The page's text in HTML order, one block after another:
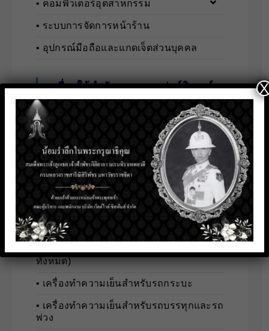
• คอมพิวเตอร์อุตสาหกรรม
• ระบบการจัดการหน้าร้าน
• อุปกรณ์มือถือและแกดเจ็ตส่วนบุคคล
เครื่องใช้สำนักงานและเฟอร์นิเจอร์
► Office Equipment & Furniture …(ดู
ทั้งหมด)
• เครื่องใช้สำนักงาน
• เฟอร์นิเจอร์สำนักงาน
• เฟอร์นิเจอร์สำนักงานเพื่อสุขภาพ
ระบบทำความเย็นสำหรับการขนส่ง
ทั้งหมด)
• เครื่องทำความเย็นสำหรับรถกระบะ
• เครื่องทำความเย็นสำหรับรถบรรทุกและรถ
พ่วง
X